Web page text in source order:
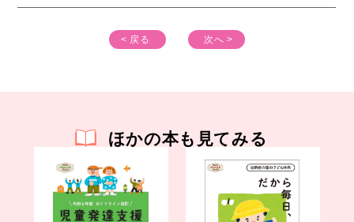
< 戻る 次へ >
ほかの本も見てみる